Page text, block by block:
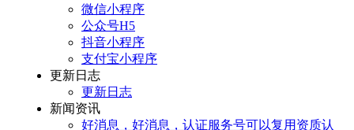
微信小程序
公众号H5
抖音小程序
支付宝小程序
更新日志
更新日志
新闻资讯
好消息，好消息，认证服务号可以复用资质认